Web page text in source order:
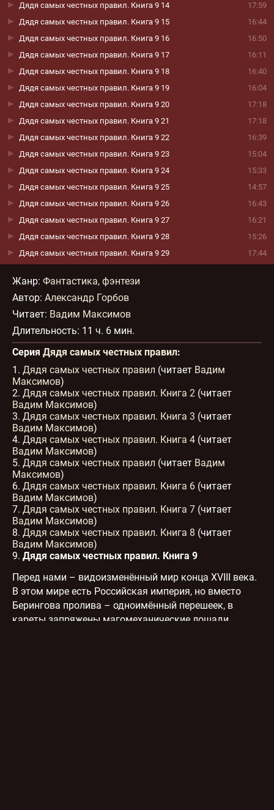
17:59
Дядя самых честных правил. Книга 9 14
16:44
Дядя самых честных правил. Книга 9 15
16:50
Дядя самых честных правил. Книга 9 16
16:11
Дядя самых честных правил. Книга 9 17
16:40
Дядя самых честных правил. Книга 9 18
16:04
Дядя самых честных правил. Книга 9 19
17:18
Дядя самых честных правил. Книга 9 20
17:18
Дядя самых честных правил. Книга 9 21
16:39
Дядя самых честных правил. Книга 9 22
15:04
Дядя самых честных правил. Книга 9 23
15:33
Дядя самых честных правил. Книга 9 24
14:57
Дядя самых честных правил. Книга 9 25
16:43
Дядя самых честных правил. Книга 9 26
16:21
Дядя самых честных правил. Книга 9 27
15:26
Дядя самых честных правил. Книга 9 28
17:44
Дядя самых честных правил. Книга 9 29
Дядя самых честных правил. Книга 9 31
Дядя самых честных правил. Книга 9 32
Дядя самых честных правил. Книга 9 33
Дядя самых честных правил. Книга 9 34
Дядя самых честных правил. Книга 9 35
Дядя самых честных правил. Книга 9 36
Дядя самых честных правил. Книга 9 37
Дядя самых честных правил. Книга 9 38
Дядя самых честных правил. Книга 9 39
Дядя самых честных правил. Книга 9 40
Жанр: Фантастика, фэнтези
Автор: Александр Горбов
Читает: Вадим Максимов
Длительность: 11 ч. 6 мин.
Серия Дядя самых честных правил:
1. Дядя самых честных правил (читает Вадим
Максимов)
2. Дядя самых честных правил. Книга 2 (читает
Вадим Максимов)
3. Дядя самых честных правил. Книга 3 (читает
Вадим Максимов)
4. Дядя самых честных правил. Книга 4 (читает
Вадим Максимов)
5. Дядя самых честных правил (читает Вадим
Максимов)
6. Дядя самых честных правил. Книга 6 (читает
Вадим Максимов)
7. Дядя самых честных правил. Книга 7 (читает
Вадим Максимов)
8. Дядя самых честных правил. Книга 8 (читает
Вадим Максимов)
9. Дядя самых честных правил. Книга 9
Перед нами – видоизменённый мир конца XVIII века.
В этом мире есть Российская империя, но вместо
Берингова пролива – одноимённый перешеек, в
кареты запряжены магомеханические лошади,